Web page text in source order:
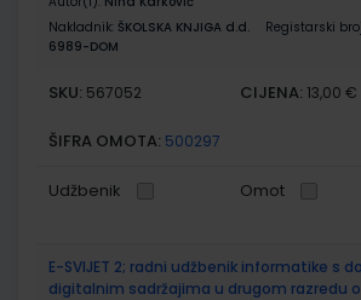
Nakladnik: ŠKOLSKA KNJIGA d.d.
Registarski
6989-DOM
SKU: 567052 CIJENA: 13,00 €
ŠIFRA OMOTA: 500297
Udžbenik Omot
E-SVIJET 2; radni udžbenik informatike s
digitalnim sadržajima u drugom razredu